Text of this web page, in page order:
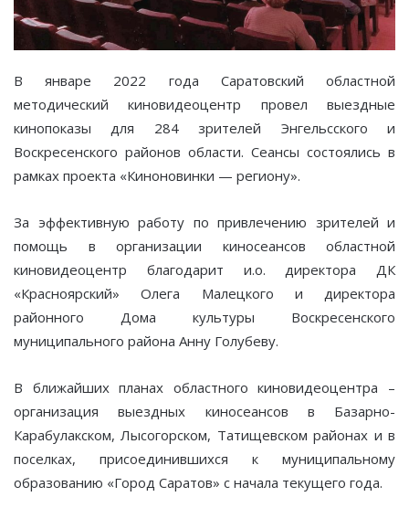
В январе 2022 года Саратовский областной
методический киновидеоцентр провел выездные
кинопоказы для 284 зрителей Энгельсского и
Воскресенского районов области. Сеансы состоялись в
рамках проекта «Киноновинки — региону».
За эффективную работу по привлечению зрителей и
помощь в организации киносеансов областной
киновидеоцентр благодарит и.о. директора ДК
«Красноярский» Олега Малецкого и директора
районного Дома культуры Воскресенского
муниципального района Анну Голубеву.
В ближайших планах областного киновидеоцентра –
организация выездных киносеансов в Базарно-
Карабулакском, Лысогорском, Татищевском районах и в
поселках, присоединившихся к муниципальному
образованию «Город Саратов» с начала текущего года.